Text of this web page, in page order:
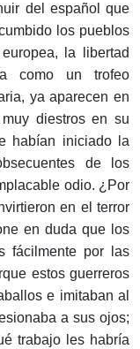
del español que
los pueblos
la libertad
como un trofeo
ya aparecen en
diestros en su
habían iniciado la
de los
odio. ¿Por
en el terror
en duda que los
fácilmente por las
estos guerreros
e imitaban al
a sus ojos;
trabajo les habría